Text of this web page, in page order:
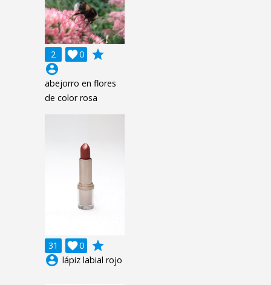
2 0

grade
account_circle
abejorro en flores
de color rosa
31 0

grade
account_circle lápiz labial rojo